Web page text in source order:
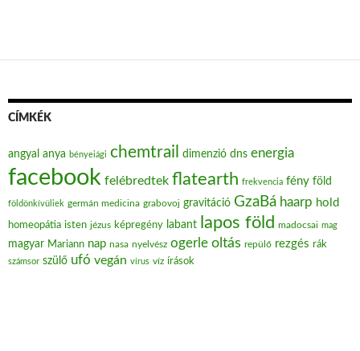
CÍMKÉK
angyal anya bényeiági chemtrail dimenzió dns energia
facebook felébredtek flatearth frekvencia fény föld
földönkívüliek germán medicina grabovoj gravitáció GzaBá haarp hold
homeopátia isten jézus képregény labant lapos föld madocsai mag
magyar Mariann nap nasa nyelvész ogerle oltás repülő rezgés rák
számsor szülő ufó vegán vírus víz írások